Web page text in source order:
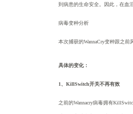
到病患的生命安全。因此，在血
病毒变种分析
本次捕获的WannaCry变种跟之前
具体的变化：
1、 KillSwitch开关不再有效
之前的Wannacry病毒拥有